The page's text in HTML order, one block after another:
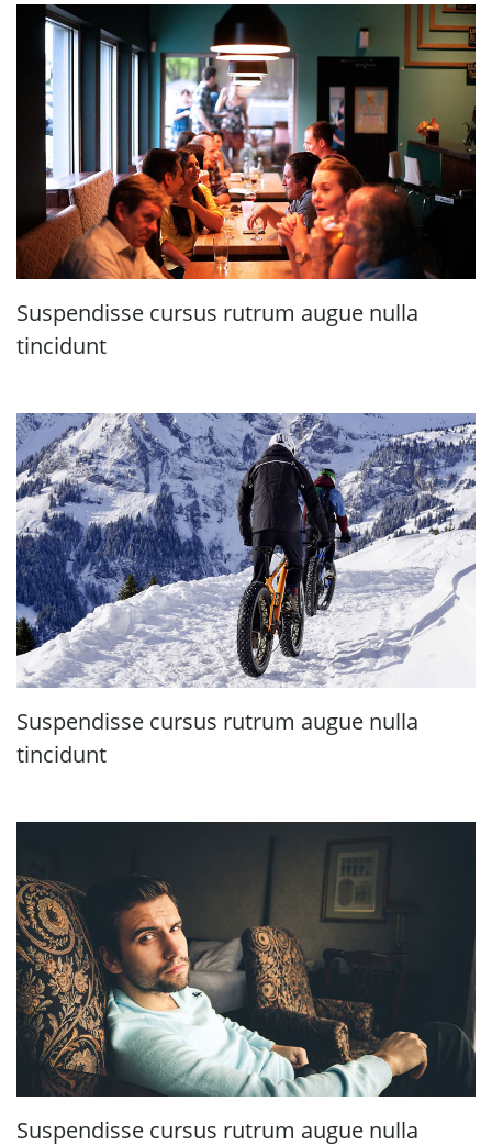
Suspendisse cursus rutrum augue nulla
tincidunt
Suspendisse cursus rutrum augue nulla
tincidunt
Suspendisse cursus rutrum augue nulla